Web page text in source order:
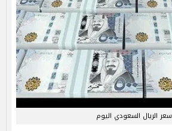
سعر الريال السعودي اليوم